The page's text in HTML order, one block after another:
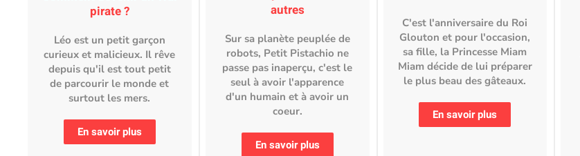
pirate ?
Léo est un petit garçon
curieux et malicieux. Il rêve
depuis qu'il est tout petit
de parcourir le monde et
surtout les mers.
En savoir plus
autres
Sur sa planète peuplée de
robots, Petit Pistachio ne
passe pas inaperçu, c'est le
seul à avoir l'apparence
d'un humain et à avoir un
coeur.
En savoir plus
C'est l'anniversaire du Roi
Glouton et pour l'occasion,
sa fille, la Princesse Miam
Miam décide de lui préparer
le plus beau des gâteaux.
En savoir plus